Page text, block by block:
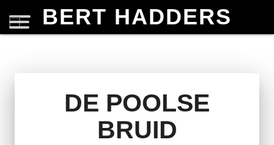
BERT HADDERS
DE POOLSE
BRUID